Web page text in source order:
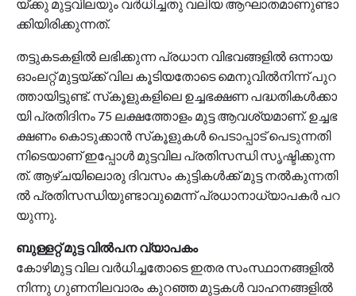
യ്ക്കു മു​​ട്ട​​വി​​ല​​യും വ​​ര്‍​ധി​​ച്ച​​തു വ​​ലി​​യ ആ​​ഘാ​​ത​​മാ​​ണു​​ണ്ടാ​​
ക്കി​​യി​​രി​​ക്കു​​ന്ന​​ത്.
ത​​ട്ടു​​ക​​ട​​ക​​ളി​​ൽ ല​​ഭി​​ക്കു​​ന്ന പ്ര​​ധാ​​ന വി​​ഭ​​വ​​ങ്ങ​​ളി​​ല്‍ ഒ​​ന്നാ​​യ
ഓം​​ല​​റ്റ് മു​​ട്ട​​യ്ക്ക് വി​​ല കൂ​​ടി​​യ​​തോ​​ടെ മെ​​നു​​വി​​ൽ​​നി​​ന്ന് പു​​റ​​
ത്താ​​യി​​ട്ടു​​ണ്ട്. സ്‌​​കൂ​​ളു​​ക​​ളി​​ലെ ഉ​​ച്ച​​ഭ​​ക്ഷ​​ണ പ​​ദ്ധ​​തി​​ക​​ള്‍​ക്കാ​​
യി പ്ര​​തി​​ദി​​നം 75 ല​​ക്ഷ​​ത്തോ​​ളം മു​​ട്ട ആ​​വ​​ശ്യ​​മാ​​ണ്. ഉ​​ച്ച​​ഭ​​
ക്ഷ​​ണം കൊ​​ടു​​ക്കാ​​ന്‍ സ്‌​​കൂ​​ളു​​ക​​ള്‍ പെ​​ടാ​​പ്പാ​​ട് പെ​​ടു​​ന്ന​​തി​​
നി​​ടെ​​യാ​​ണ് ഇ​​പ്പോ​​ള്‍ മു​​ട്ട​​വി​​ല പ്ര​​തി​​സ​​ന്ധി സൃ​​ഷ്ടി​​ക്കു​​ന്ന​​
ത്. ആ​​ഴ്ച​​യി​​ലൊ​​രു ദി​​വ​​സം കു​​ട്ടി​​ക​​ള്‍​ക്ക് മു​​ട്ട ന​​ല്‍​കു​​ന്ന​​തി​​
ൽ പ്ര​​തി​​സ​​ന്ധി​​യു​​ണ്ടാ​​വു​​മെ​​ന്ന് പ്ര​​ധാ​​നാ​​ധ്യാ​​പ​​ക​​ര്‍ പ​​റ​​
യു​​ന്നു.
ബു​​ള്ള​​റ്റ് മു​​ട്ട​​ വിൽപന വ്യാപകം
കോ​​ഴി​​മു​​ട്ട വി​​ല വ​​ര്‍​ധി​​ച്ച​​തോ​​ടെ ഇ​​ത​​ര സം​​സ്ഥാ​​ന​​ങ്ങ​​ളി​​ല്‍​
നി​​ന്നു ഗു​​ണ​​നി​​ല​​വാ​​രം കു​​റ​​ഞ്ഞ മു​​ട്ട​​ക​​ള്‍ വാ​​ഹ​​ന​​ങ്ങ​​ളി​​ല്‍